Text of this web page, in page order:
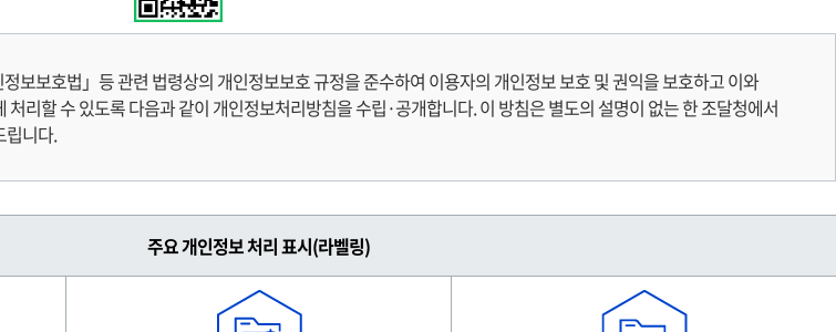
보보호법」등 관련 법령상의 개인정보보호 규정을 준수하여 이용자의 개인정보 보호 및 권익을 보호하고 이와
리할 수 있도록 다음과 같이 개인정보처리방침을 수립·공개합니다. 이 방침은 별도의 설명이 없는 한 조달청에서
립니다.
주요 개인정보 처리 표시(라벨링)